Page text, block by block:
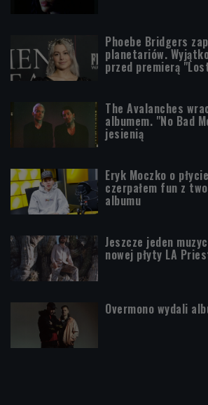
Phoebe Bridgers
planetariów.
przed premierą
The Avalanches
albumem. "No Bad
jesienią
Eryk Moczko o
czerpałem fun z
albumu
Jeszcze jeden
nowej płyty LA
Overmono wydali